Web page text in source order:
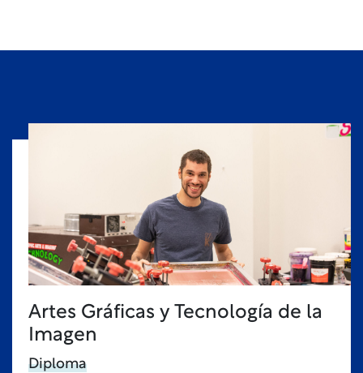
Artes Gráficas y Tecnología de la
Imagen
Diploma